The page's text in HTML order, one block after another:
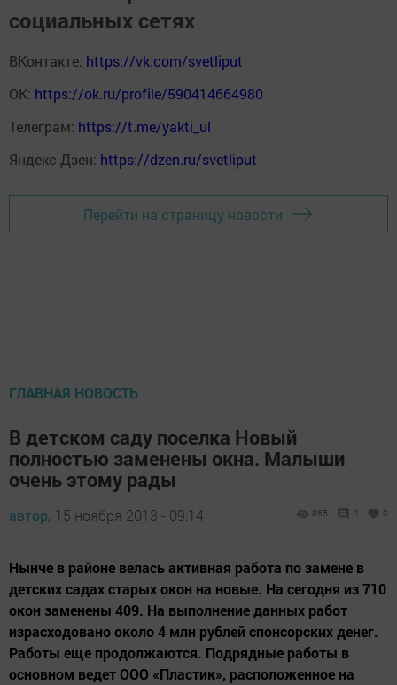
социальных сетях
ВКонтакте: https://vk.com/svetliput
ОК: https://ok.ru/profile/590414664980
Телеграм: https://t.me/yakti_ul
Яндекс Дзен: https://dzen.ru/svetliput
Перейти на страницу новости
ГЛАВНАЯ НОВОСТЬ
В детском саду поселка Новый
полностью заменены окна. Малыши
очень этому рады
автор, 15 ноября 2013 - 09:14 865 0 0
Нынче в районе велась активная работа по замене в
детских садах старых окон на новые. На сегодня из 710
окон заменены 409. На выполнение данных работ
израсходовано около 4 млн рублей спонсорских денег.
Работы еще продолжаются. Подрядные работы в
основном ведет ООО «Пластик», расположенное на